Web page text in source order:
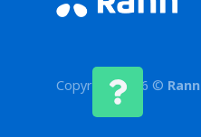
Copyright 2026 © Rann